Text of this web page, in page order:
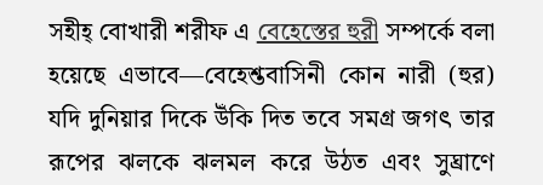
সহীহ্‌ বোখারী শরীফ এবেহেস্তের হুরীসম্পর্কে বলা
হয়েছে এভাবে—বেহেশ্তবাসিনী কোন নারী (হুর)
যদি দুনিয়ার দিকে উঁকি দিত তবে সমগ্র জগৎ তার
রূপের ঝলকে ঝলমল করে উঠত এবং সুঘ্রাণে